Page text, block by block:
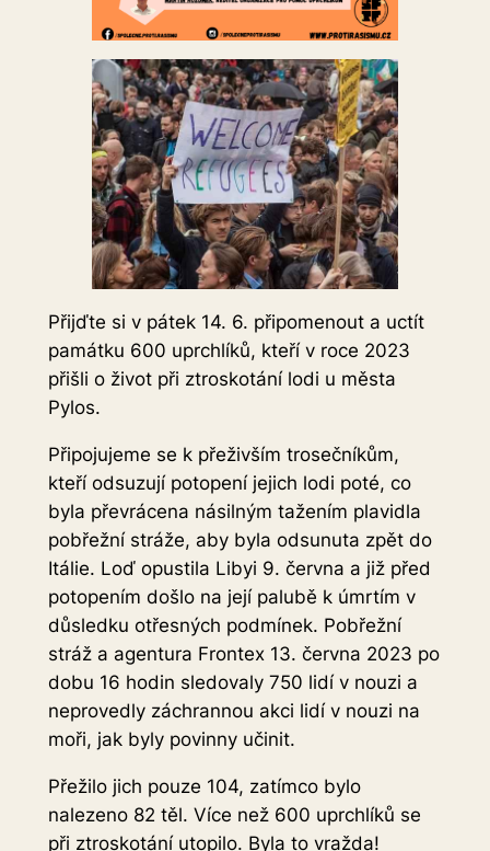
Přijďte si v pátek 14. 6. připomenout a uctít
památku 600 uprchlíků, kteří v roce 2023
přišli o život při ztroskotání lodi u města
Pylos.
Připojujeme se k přeživším trosečníkům,
kteří odsuzují potopení jejich lodi poté, co
byla převrácena násilným tažením plavidla
pobřežní stráže, aby byla odsunuta zpět do
Itálie. Loď opustila Libyi 9. června a již před
potopením došlo na její palubě k úmrtím v
důsledku otřesných podmínek. Pobřežní
stráž a agentura Frontex 13. června 2023 po
dobu 16 hodin sledovaly 750 lidí v nouzi a
neprovedly záchrannou akci lidí v nouzi na
moři, jak byly povinny učinit.
Přežilo jich pouze 104, zatímco bylo
nalezeno 82 těl. Více než 600 uprchlíků se
při ztroskotání utopilo. Byla to vražda!